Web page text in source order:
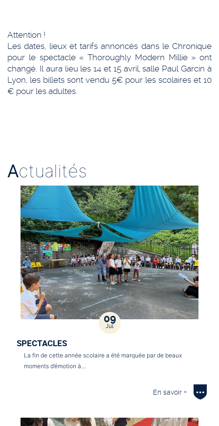
Attention !
Les dates, lieux et tarifs annoncés dans le Chronique
pour le spectacle « Thoroughly Modern Millie » ont
changé. Il aura lieu les 14 et 15 avril, salle Paul Garcin à
Lyon, les billets sont vendu 5€ pour les scolaires et 10
€ pour les adultes.
Actualités
09
Jul
SPECTACLES
La fin de cette année scolaire a été marquée par de beaux
moments d’émotion à…
En savoir +